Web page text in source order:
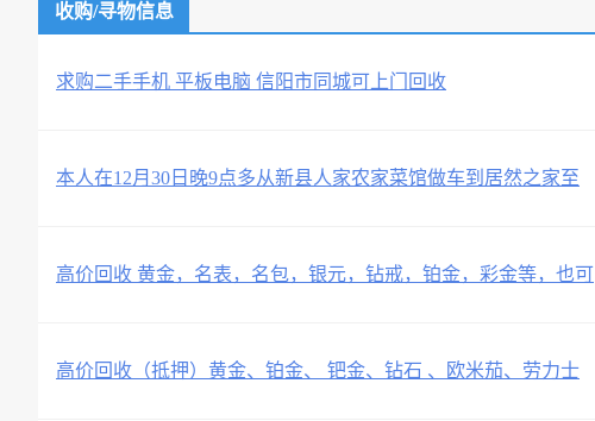
收购/寻物信息
求购二手手机 平板电脑 信阳市同城可上门回收
本人在12月30日晚9点多从新县人家农家菜馆做车到居然之家至
高价回收 黄金，名表，名包，银元，钻戒，铂金，彩金等，也可
高价‬回收（抵押）黄金、铂金、 钯金、钻石 、欧米茄、劳力士